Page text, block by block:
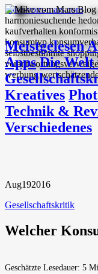
mike-vom-mars.com
Meistgelesen
Apps Die Welt
Kreatives
Technik &
Verschiedenes
Aug192016
Gesellschaftskritik
Welcher
Geschätzte Lesedauer: 5